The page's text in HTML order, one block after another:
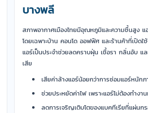
บางพลี
สภาพอากาศเมืองไทยมีอุณหภูมิและความชื้นสูง แ
โดยเฉพาะบ้าน คอนโด ออฟฟิศ และร้านค้าที่เปิดใ
แอร์เป็นประจำช่วยลดคราบฝุ่น เชื้อรา กลิ่นอับ แ
เสีย
เสียค่าล้างแอร์น้อยกว่าการซ่อมแอร์หนัก
ช่วยประหยัดค่าไฟ เพราะแอร์ไม่ต้องทำง
ลดการเจริญเติบโตของแบคทีเรียที่แผ่นก